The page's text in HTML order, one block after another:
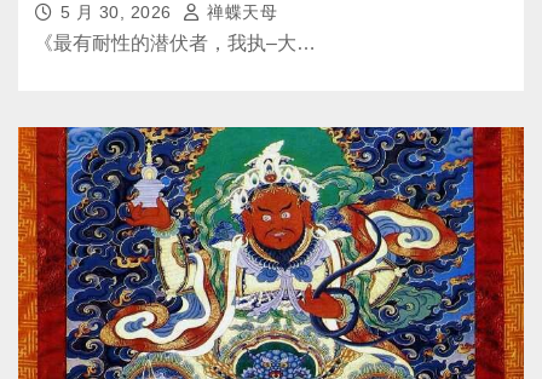
5 月 30, 2026 禅蝶天母
《最有耐性的潜伏者，我执–大…